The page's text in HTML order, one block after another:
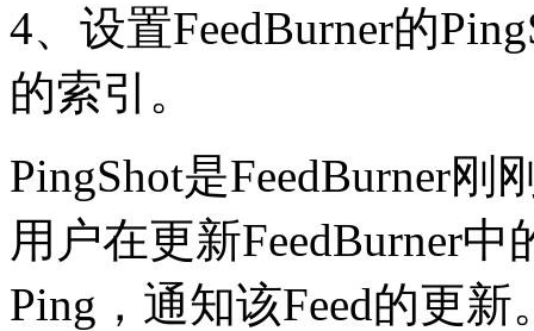
4、设置FeedBurner的
的索引。
PingShot是FeedBurner刚
用户在更新FeedBurner中
Ping ，通知该Feed的更新